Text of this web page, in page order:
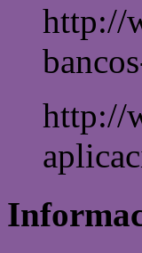
http://
http://